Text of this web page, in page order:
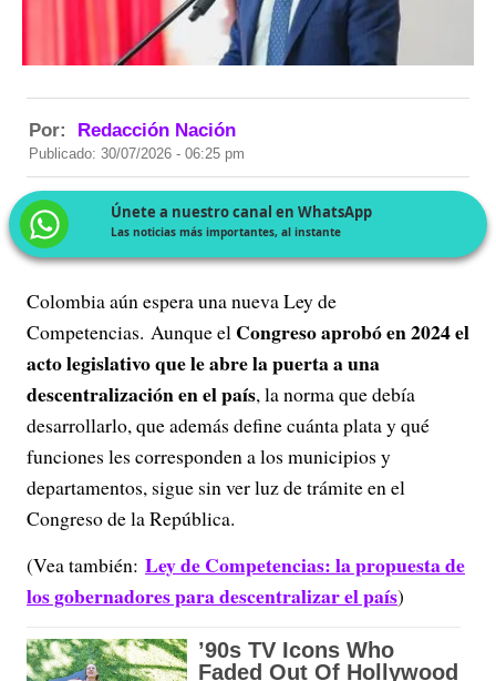
Por: Redacción Nación
Publicado: 30/07/2026 - 06:25 pm
Únete a nuestro canal en WhatsApp
Las noticias más importantes, al instante
Colombia aún espera una nueva Ley de
Competencias. Aunque el Congreso aprobó en 2024 el
acto legislativo que le abre la puerta a una
descentralización en el país, la norma que debía
desarrollarlo, que además define cuánta plata y qué
funciones les corresponden a los municipios y
departamentos, sigue sin ver luz de trámite en el
Congreso de la República.
(Vea también: Ley de Competencias: la propuesta de
los gobernadores para descentralizar el país)